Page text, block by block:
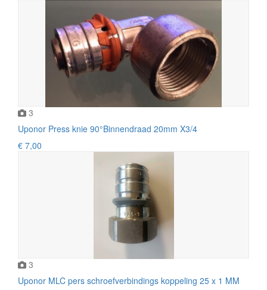
3
Uponor Press knie 90°Binnendraad 20mm X3/4
€ 7,00
3
Uponor MLC pers schroefverbindings koppeling 25 x 1 MM